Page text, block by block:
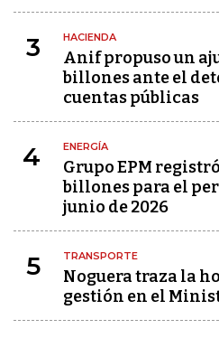
3 HACIENDA
Anif propuso un
billones ante el
cuentas públicas
4 ENERGÍA
Grupo EPM
billones para el
junio de 2026
5 TRANSPORTE
Noguera traza la
gestión en el